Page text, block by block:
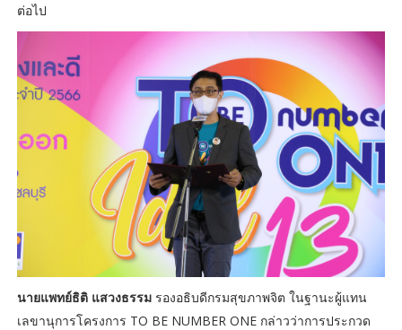
ต่อไป
นายแพทย์ธิติ แสวงธรรมรองอธิบดีกรมสุขภาพจิต ในฐานะผู้แทน
เลขานุการโครงการ TO BE NUMBER ONE กล่าวว่าการประกวด